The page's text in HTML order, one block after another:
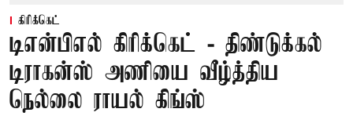
கிரிக்கெட்
டிஎன்பிஎல் கிரிக்கெட் - திண்டுக்கல்
டிராகன்ஸ் அணியை வீழ்த்திய
நெல்லை ராயல் கிங்ஸ்